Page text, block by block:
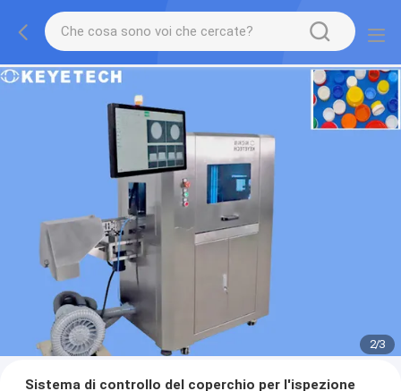
2/3
Sistema di controllo del coperchio per l'ispezione